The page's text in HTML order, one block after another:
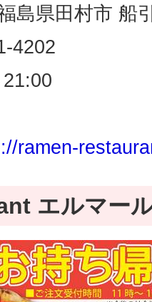
島県田村市 船
4202
ramen-
エルマー